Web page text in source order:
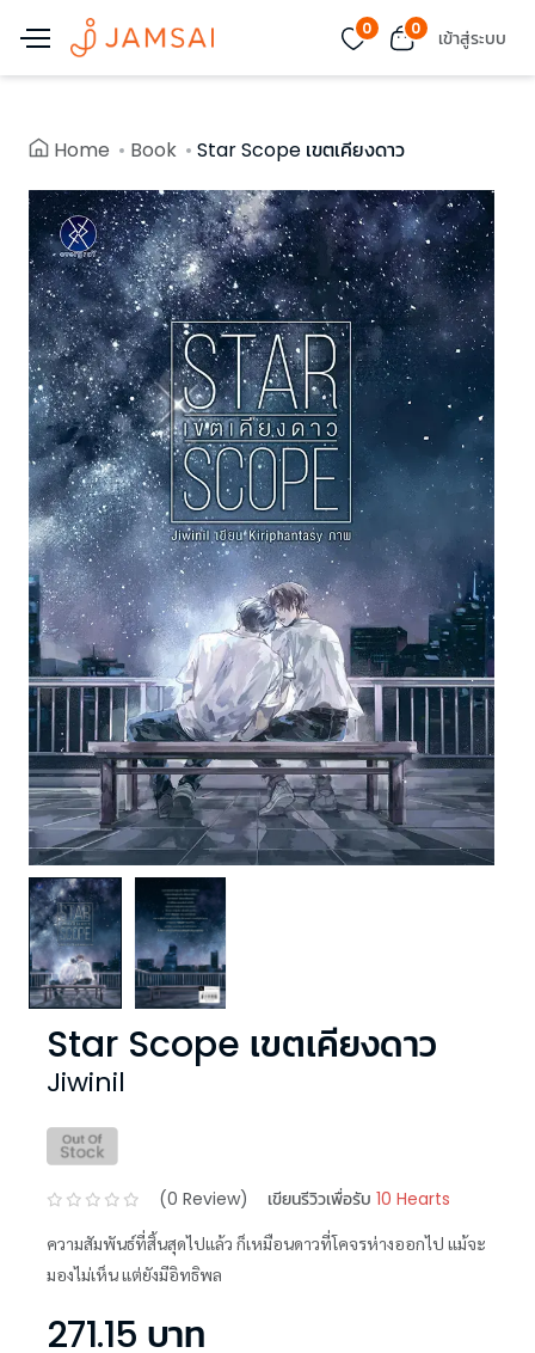
0 0 เข้าสู่ระบบ
Home Book Star Scope เขตเคียงดาว
Star Scope เขตเคียงดาว
Jiwinil
(0 Review) เขียนรีวิวเพื่อรับ 10 Hearts
ความสัมพันธ์ที่สิ้นสุดไปแล้ว ก็เหมือนดาวที่โคจรห่างออกไป แม้จะ
มองไม่เห็น แต่ยังมีอิทธิพล
271.15 บาท